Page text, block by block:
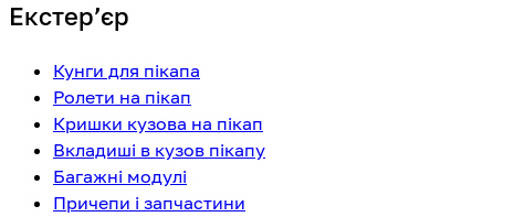
Екстерʼєр
Кунги для пікапа
Ролети на пікап
Кришки кузова на пікап
Вкладиші в кузов пікапу
Багажні модулі
Причепи і запчастини